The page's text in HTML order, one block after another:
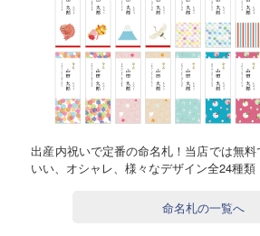
出産内祝いで定番の命名札！当店では無
いい、オシャレ、様々なデザイン全24種類
命名札の一覧へ